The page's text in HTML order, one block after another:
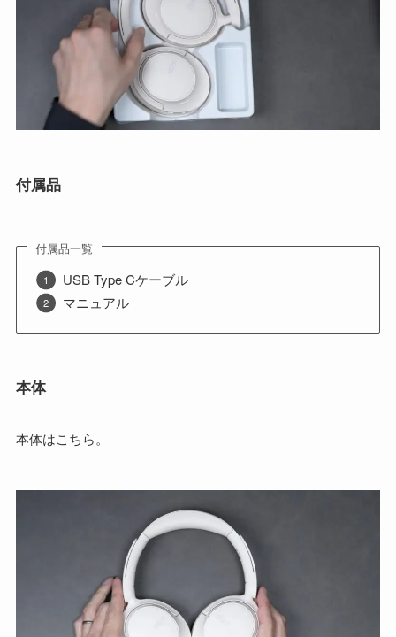
付属品
付属品一覧
USB Type Cケーブル
マニュアル
本体
本体はこちら。